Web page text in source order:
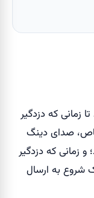
که دزدگیر
صدای دینگ
زمانی که دزدگیر
به ارسال